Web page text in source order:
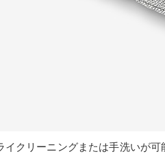
イクリーニングまたは手洗いが